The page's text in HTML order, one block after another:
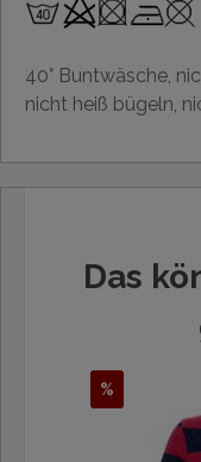
40° Buntwäsche,
nicht heiß bügeln,
Das
%